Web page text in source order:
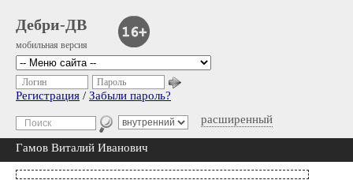
Дебри-ДВ
мобильная версия
расширенный
Логин Пароль
Регистрация / Забыли пароль?
Гамов Виталий Иванович